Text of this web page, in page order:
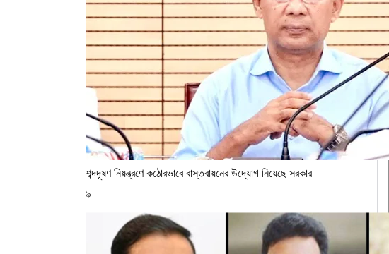
শব্দদূষণ নিয়ন্ত্রণে কঠোরভাবে বাস্তবায়নের উদ্যোগ নিয়েছে সরকার
৯